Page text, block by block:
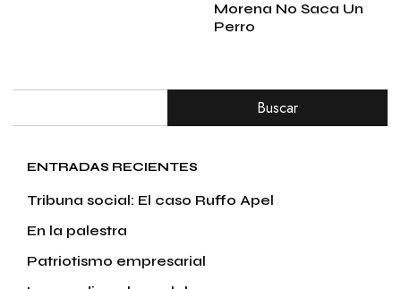
Morena No Saca Un
Perro
Buscar
ENTRADAS RECIENTES
Tribuna social: El caso Ruffo Apel
En la palestra
Patriotismo empresarial